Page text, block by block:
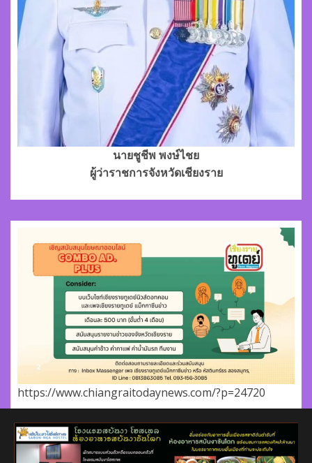
นายชูชีพ พงษ์ไชย
ผู้ว่าราชการจังหวัดเชียงราย
https://www.chiangraitodaynews.com/?p=24720